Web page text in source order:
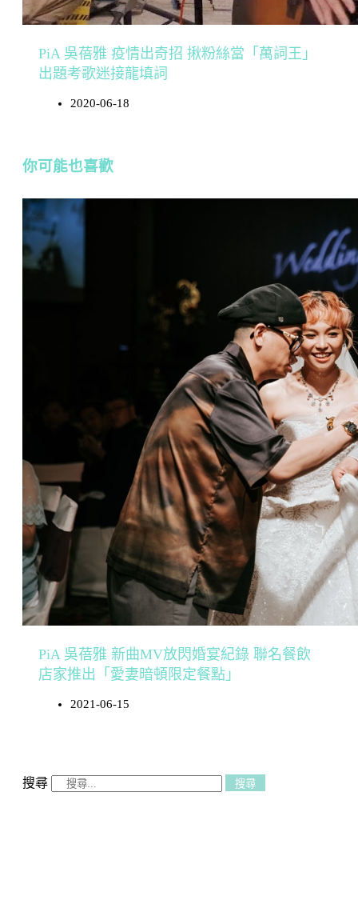
PiA 吳蓓雅 疫情出奇招 揪粉絲當「萬詞王」
出題考歌迷接龍填詞
2020-06-18
你可能也喜歡
PiA 吳蓓雅 新曲MV放閃婚宴紀錄 聯名餐飲
店家推出「愛妻暗頓限定餐點」
2021-06-15
搜尋 搜尋